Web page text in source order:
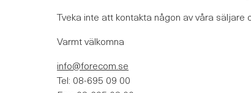
Tveka inte att kontakta någon av våra säljare
Varmt välkomna
info@forecom.se
Tel: 08-695 09 00